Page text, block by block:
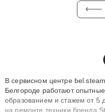
В сервисном центре
Белгороде работают
образованием и стажем от 5
на ремонте техники бренда